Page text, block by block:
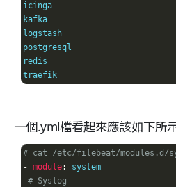
icinga
kafka
logstash
postgresql
redis
traefik
一個.yml檔看起來應該如下所
# cat /etc/filebeat/modules.d/
- module:
system
# Syslog